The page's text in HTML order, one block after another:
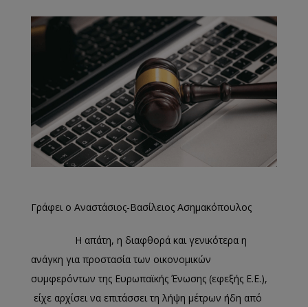
Γράφει ο Αναστάσιος-Βασίλειος Ασημακόπουλος
Η απάτη, η διαφθορά και γενικότερα η
ανάγκη για προστασία των οικονομικών
συμφερόντων της Ευρωπαϊκής Ένωσης (εφεξής Ε.Ε.),
είχε αρχίσει να επιτάσσει τη λήψη μέτρων ήδη από